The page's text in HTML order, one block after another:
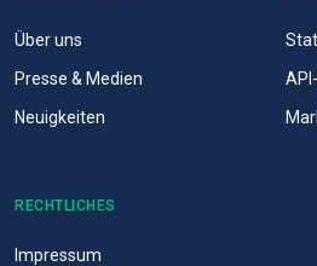
Über uns
Presse & Medien
Neuigkeiten
RECHTLICHES
Impressum